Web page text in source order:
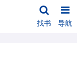
找书 导航